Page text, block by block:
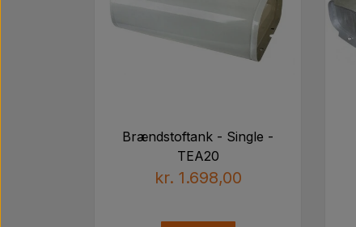
Brændstoftank - Single -
TEA20
kr. 1.698,00